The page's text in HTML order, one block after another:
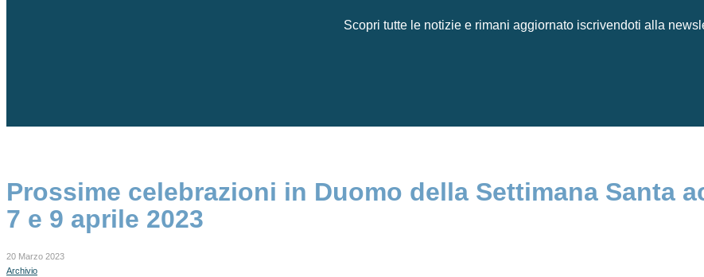
Scopri tutte le notizie e rimani aggiornato iscrivendoti alla
Prossime celebrazioni in Duomo della Settimana Santa
7 e 9 aprile 2023
20 Marzo 2023
Archivio